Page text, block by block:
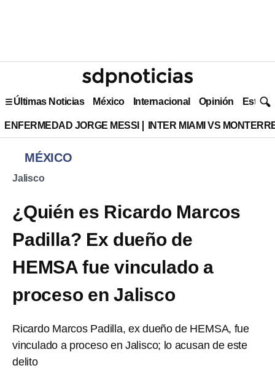
Últimas Noticias México Internacional Opinión Estilo
ENFERMEDAD JORGE MESSI INTER MIAMI VS
MÉXICO
Jalisco
¿Quién es Ricardo Marcos
Padilla? Ex dueño de
HEMSA fue vinculado a
proceso en Jalisco
Ricardo Marcos Padilla, ex dueño de HEMSA, fue
vinculado a proceso en Jalisco; lo acusan de este
delito